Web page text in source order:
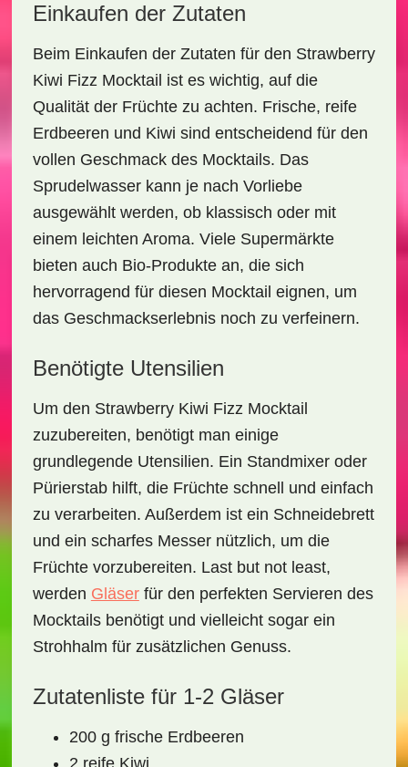
Einkaufen der Zutaten
Beim Einkaufen der Zutaten für den Strawberry
Kiwi Fizz Mocktail ist es wichtig, auf die
Qualität der Früchte zu achten. Frische, reife
Erdbeeren und Kiwi sind entscheidend für den
vollen Geschmack des Mocktails. Das
Sprudelwasser kann je nach Vorliebe
ausgewählt werden, ob klassisch oder mit
einem leichten Aroma. Viele Supermärkte
bieten auch Bio-Produkte an, die sich
hervorragend für diesen Mocktail eignen, um
das Geschmackserlebnis noch zu verfeinern.
Benötigte Utensilien
Um den Strawberry Kiwi Fizz Mocktail
zuzubereiten, benötigt man einige
grundlegende Utensilien. Ein Standmixeroder
Pürierstab hilft, die Früchte schnell und einfach
zu verarbeiten. Außerdem ist ein Schneidebrett
und ein scharfes Messernützlich, um die
Früchte vorzubereiten. Last but not least,
werden Gläserfür den perfekten Servieren des
Mocktails benötigt und vielleicht sogar ein
Strohhalm für zusätzlichen Genuss.
Zutatenliste für 1-2 Gläser
200 g frische Erdbeeren
2 reife Kiwi